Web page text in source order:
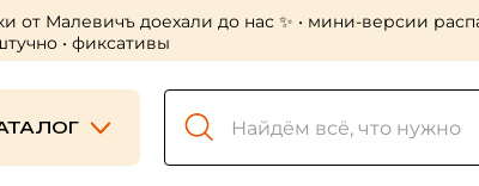
от Малевичъ доехали до нас ✨ • мини-версии
• фиксативы